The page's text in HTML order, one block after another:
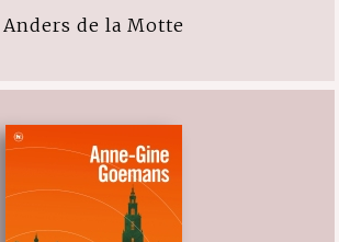
Anders de la Motte